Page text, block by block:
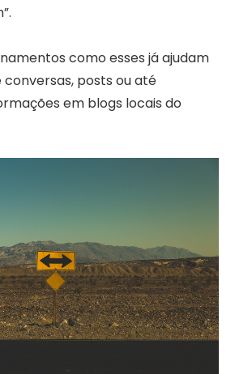
como esses já ajudam
posts ou até
em blogs locais do